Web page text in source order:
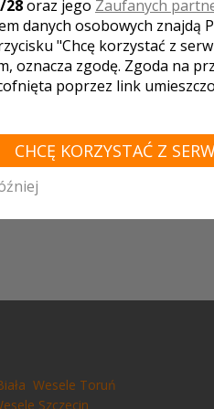
Warta Małków Swolszewice
Wielka
Oporów Ksawerów
Wesele Toruń
Szczecin
28oraz jego Zaufanych
danych osobowych znajdą
"Chcę korzystać z
oznacza zgodę. Zgoda na
poprzez link
CHCĘ KORZYSTAĆ Z